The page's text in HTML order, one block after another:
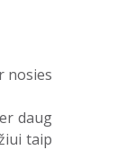
nosies
daug
taip